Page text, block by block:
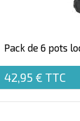
Pack de 6 pots
42,95 € TTC